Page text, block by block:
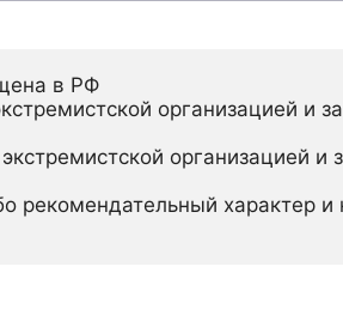
в РФ
организацией и
организацией и
рекомендательный характер и